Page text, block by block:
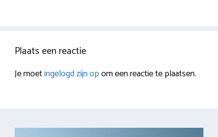
Plaats een reactie
Je moetingelogd zijn opom een reactie te plaatsen.